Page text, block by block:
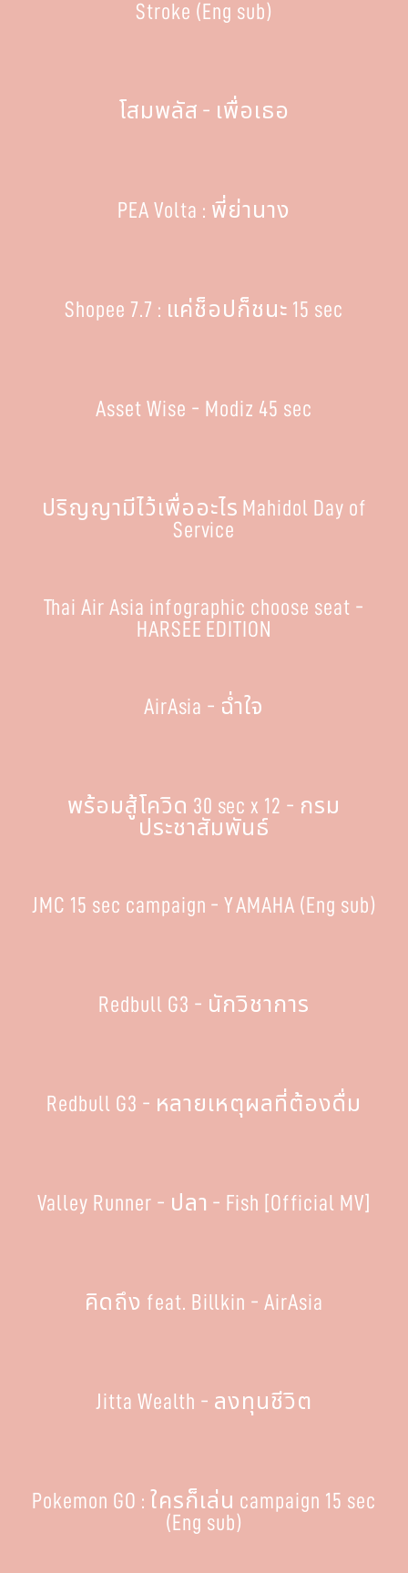
Stroke (Eng sub)
โสมพลัส - เพื่อเธอ
PEA Volta : พี่ย่านาง
Shopee 7.7 : แค่ช็อปก็ชนะ 15 sec
Asset Wise - Modiz 45 sec
ปริญญามีไว้เพื่ออะไร Mahidol Day of
Service
Thai Air Asia infographic choose seat -
HARSEE EDITION
AirAsia - ฉ่ำใจ
พร้อมสู้โควิด 30 sec x 12 - กรม
ประชาสัมพันธ์
JMC 15 sec campaign - YAMAHA (Eng sub)
Redbull G3 - นักวิชาการ
Redbull G3 - หลายเหตุผลที่ต้องดื่ม
Valley Runner - ปลา - Fish [Official MV]
คิดถึง feat. Billkin - AirAsia
Jitta Wealth - ลงทุนชีวิต
Pokemon GO : ใครก็เล่น campaign 15 sec
(Eng sub)